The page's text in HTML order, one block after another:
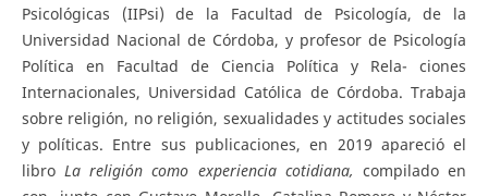
Psicológicas (IIPsi) de la Facultad de Psicología, de la
Universidad Nacional de Córdoba, y profesor de Psicología
Política en Facultad de Ciencia Política y Rela- ciones
Internacionales, Universidad Católica de Córdoba. Trabaja
sobre religión, no religión, sexualidades y actitudes sociales
y políticas. Entre sus publicaciones, en 2019 apareció el
libroLa religión como experiencia cotidiana, compilado en